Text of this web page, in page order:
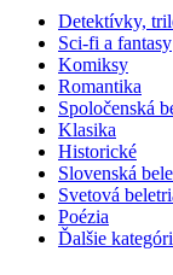
Detektívky,
Sci-fi a fantasy
Komiksy
Romantika
Spoločenská
Klasika
Historické
Slovenská
Svetová
Poézia
Ďalšie